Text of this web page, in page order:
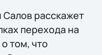
расскажет
перехода на
том, что